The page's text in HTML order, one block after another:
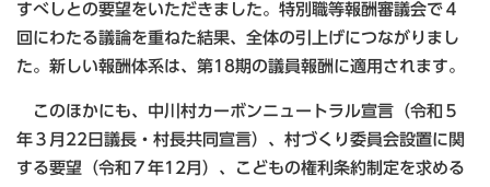
すべしとの要望をいただきました。特別職等報酬審議会で４
回にわたる議論を重ねた結果、全体の引上げにつながりまし
た。新しい報酬体系は、第18期の議員報酬に適用されます。
このほかにも、中川村カーボンニュートラル宣言（令和５
年３月22日議長・村長共同宣言）、村づくり委員会設置に関
する要望（令和７年12月）、こどもの権利条約制定を求める